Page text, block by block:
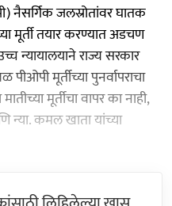
जलस्रोतांवर घातक
मूर्ती तयार करण्यात अडचण
न्यायालयाने राज्य सरकार
मूर्तीच्या पुनर्वापराचा
मूर्तीचा वापर का नाही,
न्या. कमल खाता यांच्या